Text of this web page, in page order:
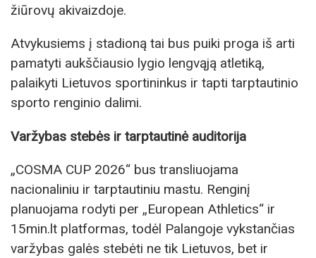
žiūrovų akivaizdoje.
Atvykusiems į stadioną tai bus puiki proga iš arti
pamatyti aukščiausio lygio lengvąją atletiką,
palaikyti Lietuvos sportininkus ir tapti tarptautinio
sporto renginio dalimi.
Varžybas stebės ir tarptautinė auditorija
„COSMA CUP 2026“ bus transliuojama
nacionaliniu ir tarptautiniu mastu. Renginį
planuojama rodyti per „European Athletics“ ir
15min.lt platformas, todėl Palangoje vykstančias
varžybas galės stebėti ne tik Lietuvos, bet ir